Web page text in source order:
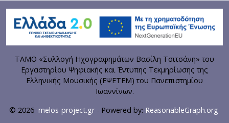
ΤΑΜΟ «Συλλογή Ηχογραφημάτων Βασίλη Τσιτσάνη» του
Εργαστηρίου Ψηφιακής και Έντυπης Τεκμηρίωσης της
Ελληνικής Μουσικής (ΕΨΕΤΕΜ) του Πανεπιστημίου
Ιωαννίνων.
© 2026 melos-project.gr- Powered by: ReasonableGraph.org